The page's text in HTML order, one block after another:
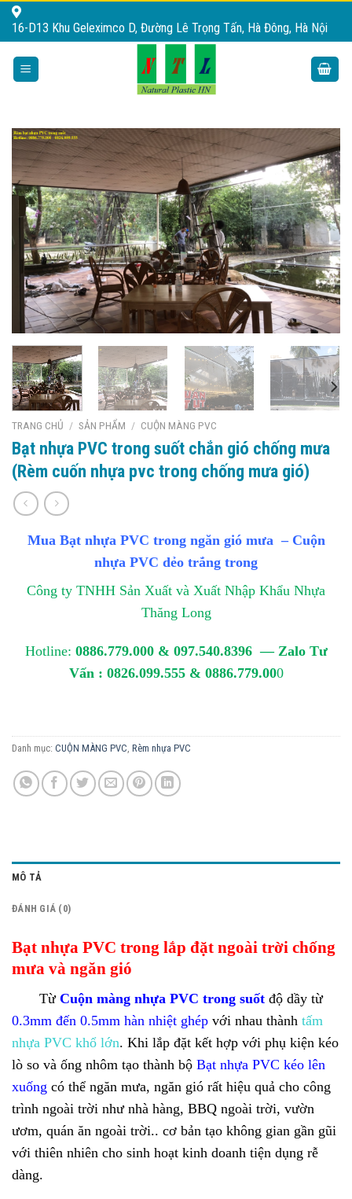
Skip
16-D13 Khu Geleximco D, Đường Lê Trọng Tấn, Hà Đông, Hà Nội
TRANG CHỦ / SẢN PHẨM / CUỘN MÀNG PVC
Bạt nhựa PVC trong suốt chắn gió chống mưa
(Rèm cuốn nhựa pvc trong chống mưa gió)
Mua Bạt nhựa PVC trong ngăn gió mưa– Cuộn
nhựa PVC dẻo trắng trong
Công ty TNHH Sản Xuất và Xuất Nhập Khẩu Nhựa
Thăng Long
Hotline: 0886.779.000 & 097.540.8396 — Zalo Tư
Vấn : 0826.099.555 & 0886.779.000
Danh mục: CUỘN MÀNG PVC, Rèm nhựa PVC
MÔ TẢ
ĐÁNH GIÁ (0)
Bạt nhựa PVC trong lắp đặt ngoài trời chống
mưa và ngăn gió
Từ Cuộn màng nhựa PVC trong suốt độ dầy từ
0.3mm đến 0.5mm hàn nhiệt ghép với nhau thành tấm
nhựa PVC khổ lớn. Khi lắp đặt kết hợp với phụ kiện kéo
lò so và ống nhôm tạo thành bộ Bạt nhựa PVC kéo lên
xuống có thể ngăn mưa, ngăn gió rất hiệu quả cho công
trình ngoài trời như nhà hàng, BBQ ngoài trời, vườn
ươm, quán ăn ngoài trời.. cơ bản tạo không gian gần gũi
với thiên nhiên cho sinh hoạt kinh doanh tiện dụng rễ
dàng.